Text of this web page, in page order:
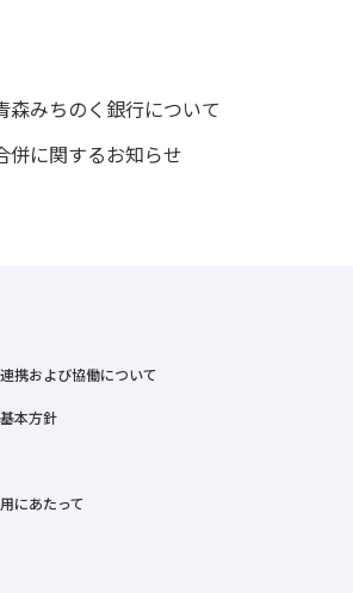
森みちのく銀行について
併に関するお知らせ
携および協働について
本方針
にあたって